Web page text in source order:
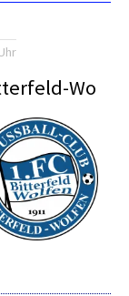
Wo